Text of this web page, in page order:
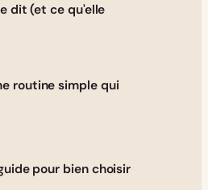
dit (et ce qu'elle
routine simple qui
pour bien choisir